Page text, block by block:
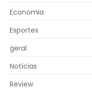
Economia
Esportes
geral
Notícias
Review